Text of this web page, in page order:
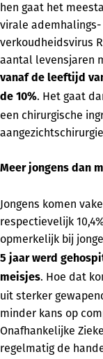
hen gaat het
virale
verkoudheidsvirus
aantal levensjaren
vanaf de leeftijd
de 10%. Het gaat
een chirurgische
Meer jongens dan
Jongens komen
respectievelijk
opmerkelijk bij
5 jaar werd
meisjes. Hoe dat
uit sterker
minder kans op
Onafhankelijke
regelmatig de